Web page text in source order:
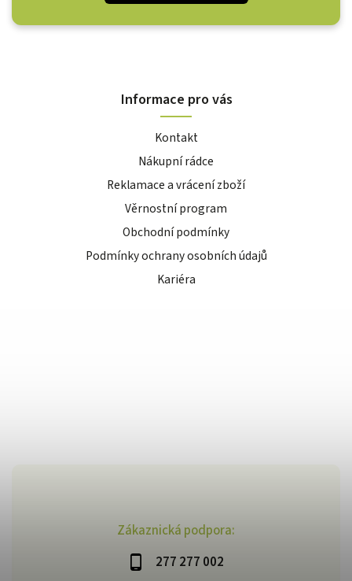
Zákaznická podpora:
277 277 002
Informace pro vás
Kontakt
Nákupní rádce
Reklamace a vrácení zboží
Věrnostní program
Obchodní podmínky
Podmínky ochrany osobních údajů
Kariéra